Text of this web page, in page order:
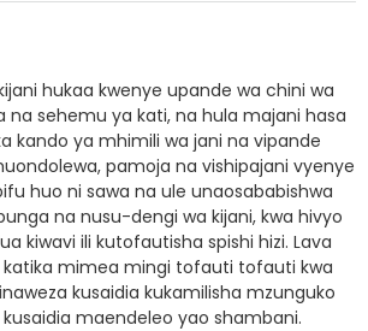
hukaa kwenye upande wa chini wa
na sehemu ya kati, na hula majani hasa
kando ya mhimili wa jani na vipande
pamoja na vishipajani vyenye
huo ni sawa na ule unaosababishwa
na nusu-dengi wa kijani, kwa hivyo
kiwavi ili kutofautisha spishi hizi. Lava
katika mimea mingi tofauti tofauti kwa
kusaidia kukamilisha mzunguko
maendeleo yao shambani.